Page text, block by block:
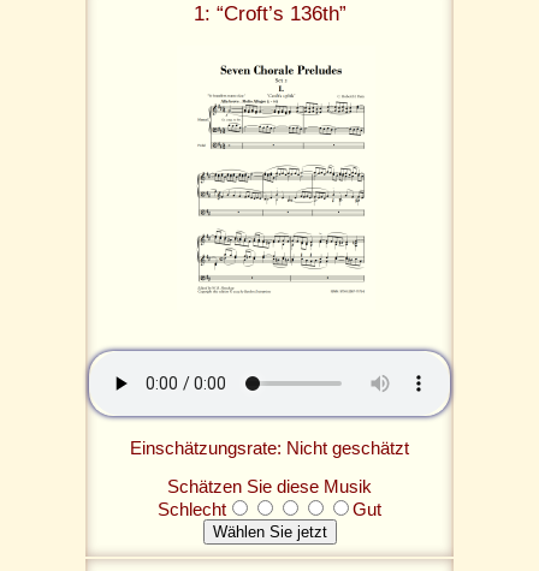
1: “Croft’s 136th”
Einschätzungsrate: Nicht geschätzt
Schätzen Sie diese Musik
Schlecht
Gut